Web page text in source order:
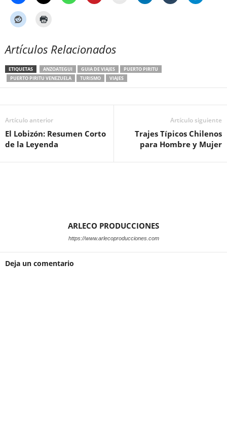
Artículos Relacionados
ETIQUETAS ANZOATEGUI GUIA DE VIAJES
PUERTO PIRITU
PUERTO PIRITU VENEZUELA
TURISMO VIAJES
Artículo anterior
El Lobizón: Resumen Corto
de la Leyenda
Artículo siguiente
Trajes Típicos Chilenos
para Hombre y Mujer
ARLECO PRODUCCIONES
https://www.arlecoproducciones.com
Deja un comentario